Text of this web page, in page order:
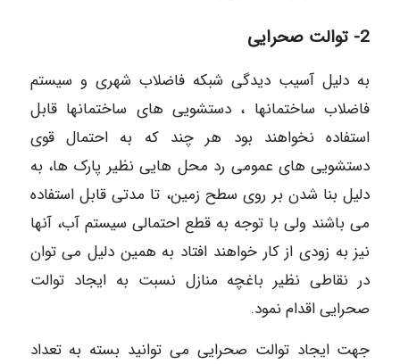
2- توالت صحرایی
به دلیل آسیب دیدگی شبکه فاضلاب شهری و سیستم
فاضلاب ساختمانها ، دستشویی های ساختمانها قابل
استفاده نخواهند بود هر چند که به احتمال قوی
دستشویی های عمومی رد محل هایی نظیر پارک ها، به
دلیل بنا شدن بر روی سطح زمین، تا مدتی قابل استفاده
می باشند ولی با توجه به قطع احتمالی سیستم آب، آنها
نیز به زودی از کار خواهند افتاد به همین دلیل می توان
در نقاطی نظیر باغچه منازل نسبت به ایجاد توالت
صحرایی اقدام نمود.
جهت ایجاد توالت صحرایی می توانید بسته به تعداد